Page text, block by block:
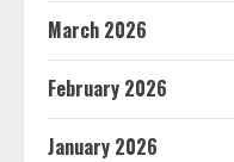
March 2026
February 2026
January 2026